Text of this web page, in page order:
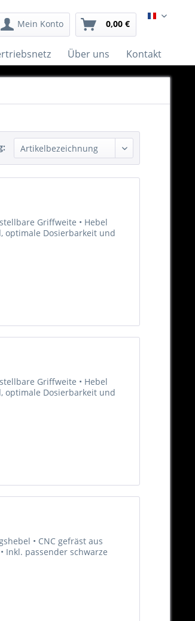
Mein Konto 0,00 € Français
Über uns Kontakt
Griffweite • Hebel
optimale Dosierbarkeit und
Griffweite • Hebel
optimale Dosierbarkeit und
• CNC gefräst aus
Inkl. passender schwarze